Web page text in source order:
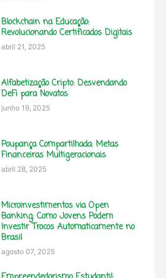
Blockchain na Educação:
Revolucionando Certificados Digitais
abril 21, 2025
Alfabetização Cripto: Desvendando
DeFi para Novatos
junho 19, 2025
Poupança Compartilhada: Metas
Financeiras Multigeracionais
abril 28, 2025
Microinvestimentos via Open
Banking: Como Jovens Podem
Investir Trocos Automaticamente no
Brasil
agosto 07, 2025